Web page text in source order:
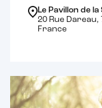
Le Pavillon de
20 Rue
France